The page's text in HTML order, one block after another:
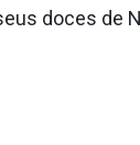
doces de